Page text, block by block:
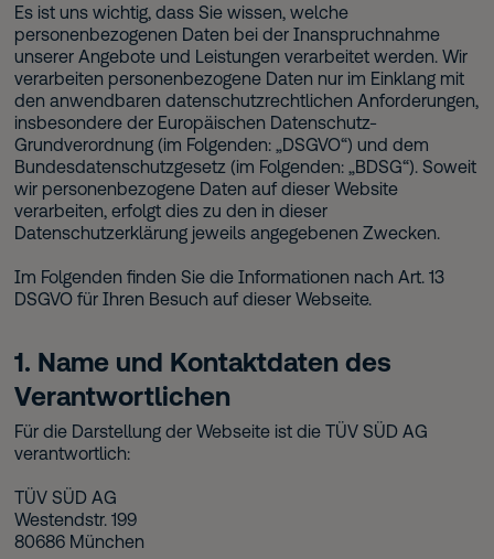
Es ist uns wichtig, dass Sie wissen, welche
personenbezogenen Daten bei der Inanspruchnahme
unserer Angebote und Leistungen verarbeitet werden. Wir
verarbeiten personenbezogene Daten nur im Einklang mit
den anwendbaren datenschutzrechtlichen Anforderungen,
insbesondere der Europäischen Datenschutz-
Grundverordnung (im Folgenden: „DSGVO“) und dem
Bundesdatenschutzgesetz (im Folgenden: „BDSG“). Soweit
wir personenbezogene Daten auf dieser Website
verarbeiten, erfolgt dies zu den in dieser
Datenschutzerklärung jeweils angegebenen Zwecken.
Im Folgenden finden Sie die Informationen nach Art. 13
DSGVO für Ihren Besuch auf dieser Webseite.
1. Name und Kontaktdaten des
Verantwortlichen
Für die Darstellung der Webseite ist die TÜV SÜD AG
verantwortlich:
TÜV SÜD AG
Westendstr. 199
80686 München